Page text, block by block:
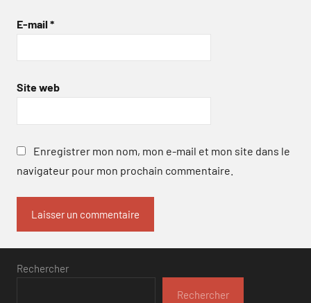
E-mail *
Site web
Enregistrer mon nom, mon e-mail et mon site dans le
navigateur pour mon prochain commentaire.
Rechercher
Rechercher